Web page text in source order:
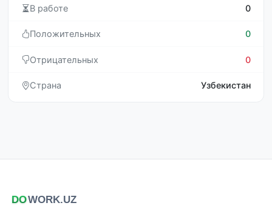
В работе 0
Положительных 0
Отрицательных 0
Страна Узбекистан